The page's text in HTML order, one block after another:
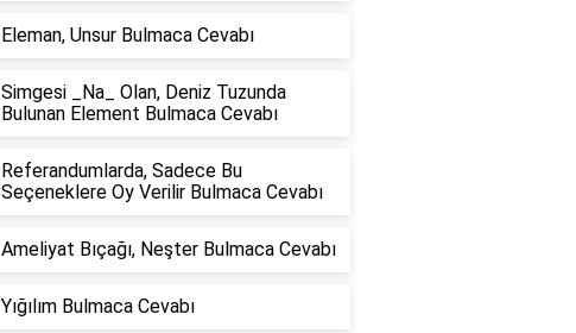
Eleman, Unsur Bulmaca Cevabı
Simgesi _Na_ Olan, Deniz Tuzunda
Bulunan Element Bulmaca Cevabı
Referandumlarda, Sadece Bu
Seçeneklere Oy Verilir Bulmaca Cevabı
Ameliyat Bıçağı, Neşter Bulmaca Cevabı
Yığılım Bulmaca Cevabı